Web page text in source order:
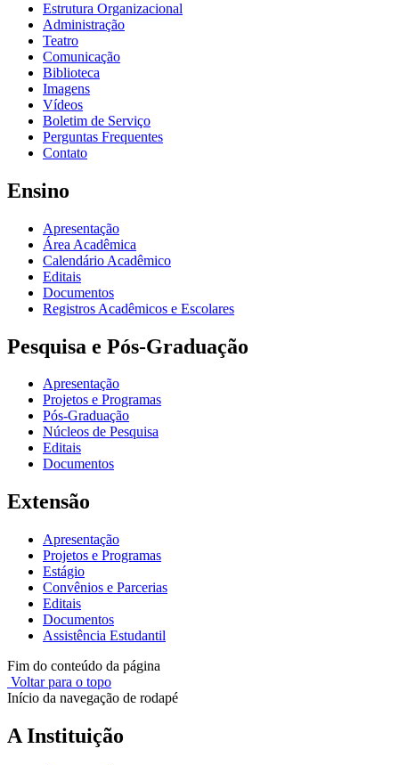
Estrutura Organizacional
Administração
Teatro
Comunicação
Biblioteca
Imagens
Vídeos
Boletim de Serviço
Perguntas Frequentes
Contato
Ensino
Apresentação
Área Acadêmica
Calendário Acadêmico
Editais
Documentos
Registros Acadêmicos e Escolares
Pesquisa e Pós-Graduação
Apresentação
Projetos e Programas
Pós-Graduação
Núcleos de Pesquisa
Editais
Documentos
Extensão
Apresentação
Projetos e Programas
Estágio
Convênios e Parcerias
Editais
Documentos
Assistência Estudantil
Fim do conteúdo da página
Voltar para o topo
Início da navegação de rodapé
A Instituição